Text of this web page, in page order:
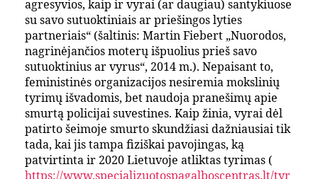
agresyvios, kaip ir vyrai (ar daugiau) santykiuose
su savo sutuoktiniais ar priešingos lyties
partneriais“ (šaltinis: Martin Fiebert „Nuorodos,
nagrinėjančios moterų išpuolius prieš savo
sutuoktinius ar vyrus“, 2014 m.). Nepaisant to,
feministinės organizacijos nesiremia mokslinių
tyrimų išvadomis, bet naudoja pranešimų apie
smurtą policijai suvestines. Kaip žinia, vyrai dėl
patirto šeimoje smurto skundžiasi dažniausiai tik
tada, kai jis tampa fiziškai pavojingas, ką
patvirtinta ir 2020 Lietuvoje atliktas tyrimas (
https://www.specializuotospagalboscentras.lt/tyr